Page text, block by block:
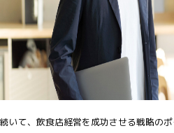
続いて、飲食店経営を成功させる戦略のポ